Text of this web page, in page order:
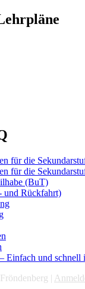
für die
für die
(BuT)
und Rückfahrt)
Einfach und schnell
|